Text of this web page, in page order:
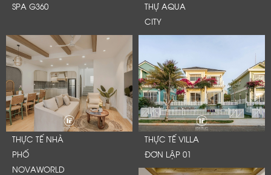
SPA G360
THỰ AQUA
CITY
THỰC TẾ NHÀ
PHỐ
NOVAWORLD
THỰC TẾ VILLA
ĐƠN LẬP 01